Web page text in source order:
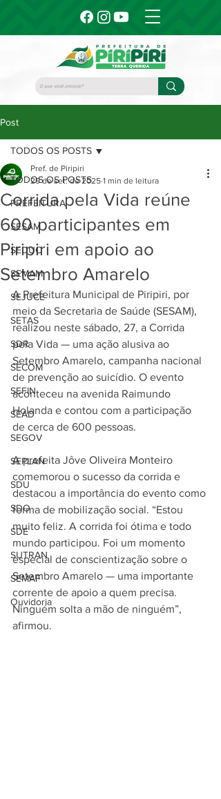
Post
TODOS OS POSTS
PREFEITURA
SESAM
SEDUC
SEMAM
SEJUCE
SETAS
SDR
SECOM
SEFIN
SEAD
SEGOV
SEPLAN
SDU
SDO
SDE
SUTRAN
SEMAF
Ouvidoria
TODOS OS POSTS
Corrida pela Vida reúne
600 participantes em
Piripiri em apoio ao
Setembro Amarelo
Pref. de Piripiri
29 de set. de 2025 1 min de leitura
A Prefeitura Municipal de Piripiri, por
meio da Secretaria de Saúde (SESAM),
realizou neste sábado, 27, a Corrida
pela Vida — uma ação alusiva ao
Setembro Amarelo, campanha nacional
de prevenção ao suicídio. O evento
aconteceu na avenida Raimundo
Holanda e contou com a participação
de cerca de 600 pessoas.
A prefeita Jôve Oliveira Monteiro
comemorou o sucesso da corrida e
destacou a importância do evento como
forma de mobilização social. “Estou
muito feliz. A corrida foi ótima e todo
mundo participou. Foi um momento
especial de conscientização sobre o
Setembro Amarelo — uma importante
corrente de apoio a quem precisa.
Ninguém solta a mão de ninguém”,
afirmou.